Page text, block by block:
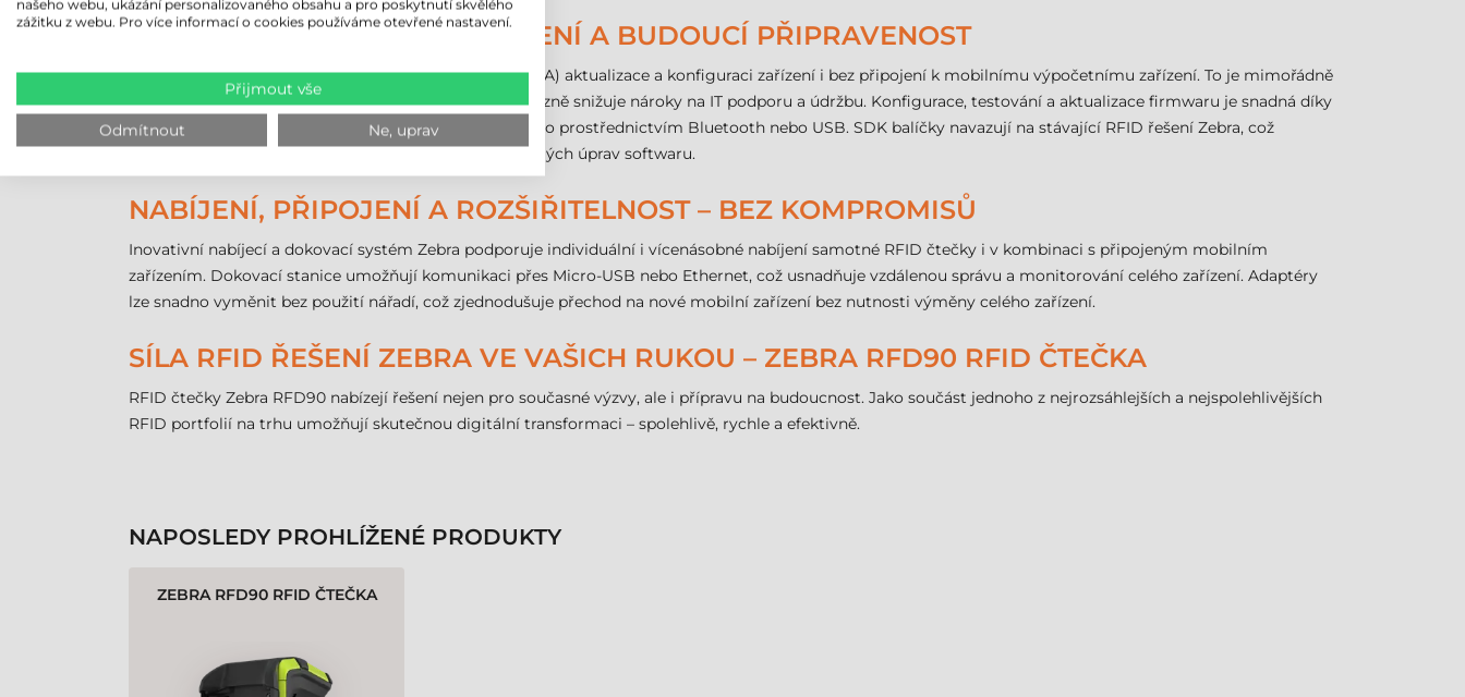
JEDNODUCHÁ SPRÁVA ZAŘÍZENÍ A BUDOUCÍ PŘIPRAVENOST
Vestavěné připojení Wi-Fi 6 umožňuje over-the-air (OTA) aktualizace a konfiguraci zařízení i bez připojení k mobilnímu výpočetnímu zařízení. To je mimořádně
praktické při správě většího počtu čteček, protože výrazně snižuje nároky na IT podporu a údržbu. Konfigurace, testování a aktualizace firmwaru je snadná díky
aplikacím Zebra 123RFID Mobile a 123RFID Desktop, a to prostřednictvím Bluetooth nebo USB. SDK balíčky navazují na stávající RFID řešení Zebra, což
umožňuje rychlé nasazení nových zařízení i bez rozsáhlých úprav softwaru.
NABÍJENÍ, PŘIPOJENÍ A ROZŠIŘITELNOST – BEZ KOMPROMISŮ
Inovativní nabíjecí a dokovací systém Zebra podporuje individuální i vícenásobné nabíjení samotné RFID čtečky i v kombinaci s připojeným mobilním
zařízením. Dokovací stanice umožňují komunikaci přes Micro-USB nebo Ethernet, což usnadňuje vzdálenou správu a monitorování celého zařízení. Adaptéry
lze snadno vyměnit bez použití nářadí, což zjednodušuje přechod na nové mobilní zařízení bez nutnosti výměny celého zařízení.
SÍLA RFID ŘEŠENÍ ZEBRA VE VAŠICH RUKOU – ZEBRA RFD90 RFID ČTEČKA
RFID čtečky Zebra RFD90 nabízejí řešení nejen pro současné výzvy, ale i přípravu na budoucnost. Jako součást jednoho z nejrozsáhlejších a nejspolehlivějších
RFID portfolií na trhu umožňují skutečnou digitální transformaci – spolehlivě, rychle a efektivně.
NAPOSLEDY PROHLÍŽENÉ PRODUKTY
ZEBRA RFD90 RFID ČTEČKA
našeho webu, ukázání personalizovaného obsahu a pro poskytnutí skvělého
zážitku z webu. Pro více informací o cookies používáme otevřené nastavení.
Přijmout vše
Odmítnout Ne, uprav